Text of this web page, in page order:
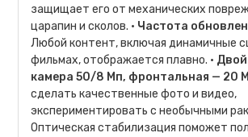
защищает его от механических
царапин и сколов. • Частота
Любой контент, включая динамичные
фильмах, отображается плавно. •
камера 50/8 Мп, фронтальная — 20
сделать качественные фото и видео,
экспериментировать с необычными
Оптическая стабилизация поможет